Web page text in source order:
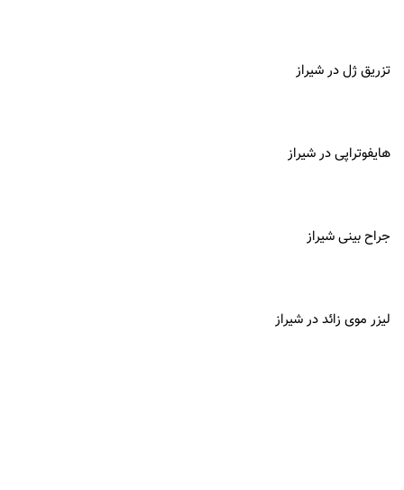
تزریق ژل در شیراز
هایفوتراپی در شیراز
جراح بینی شیراز
لیزر موی زائد در شیراز